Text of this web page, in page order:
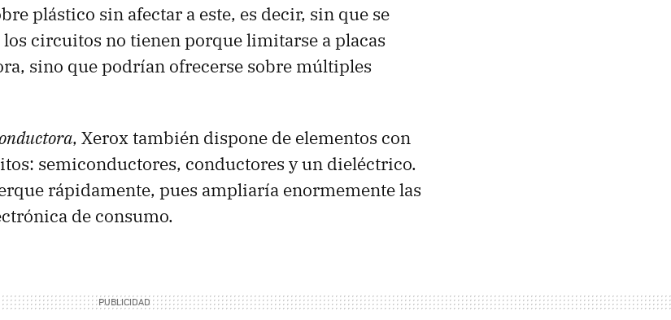
plástico sin afectar a este, es decir, sin que se
circuitos no tienen porque limitarse a placas
sino que podrían ofrecerse sobre múltiples
, Xerox también dispone de elementos con
semiconductores, conductores y un dieléctrico.
rápidamente, pues ampliaría enormemente las
de consumo.